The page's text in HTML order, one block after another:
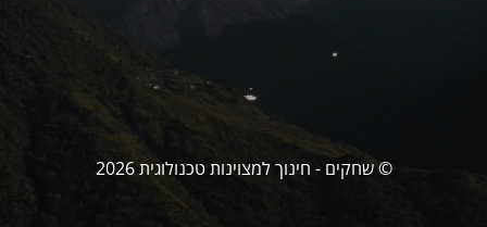
© שחקים - חינוך למצוינות טכנולוגית 2026